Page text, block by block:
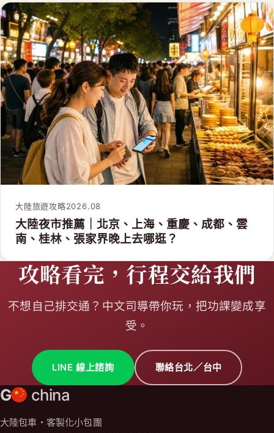
大陸旅遊攻略2026.08
大陸夜市推薦｜北京、上海、重慶、成都、雲
南、桂林、張家界晚上去哪逛？
攻略看完，行程交給我們
不想自己排交通？中文司導帶你玩，把功課變成享
受。
LINE 線上諮詢 聯絡台北／台中
G china
大陸包車・客製化小包團